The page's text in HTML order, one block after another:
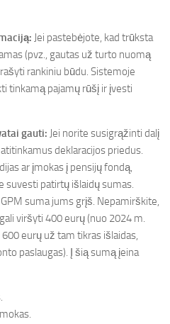
Jei pastebėjote, kad trūksta
(pvz., gautas už turto nuomą
rankiniu būdu. Sistemoje
tinkamą pajamų rūšį ir įvesti
gauti: Jei norite susigrąžinti dalį
deklaracijos priedus.
ar įmokas į pensijų fondą,
suvesti patirtų išlaidų sumas.
suma jums grįš. Nepamirškite,
viršyti 400 eurų (nuo 2024 m.
eurų už tam tikras išlaidas,
paslaugas). Į šią sumą įeina